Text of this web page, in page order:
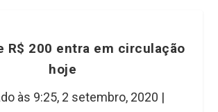
R$ 200 entra em circulação
hoje
às 9:25, 2 setembro, 2020 |